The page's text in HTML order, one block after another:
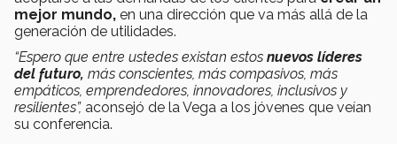
mejor mundo, en una dirección que va más allá de la
generación de utilidades.
“Espero que entre ustedes existan estos nuevos líderes
del futuro, más conscientes, más compasivos, más
empáticos, emprendedores, innovadores, inclusivos y
resilientes”, aconsejó de la Vega a los jóvenes que veían
su conferencia.